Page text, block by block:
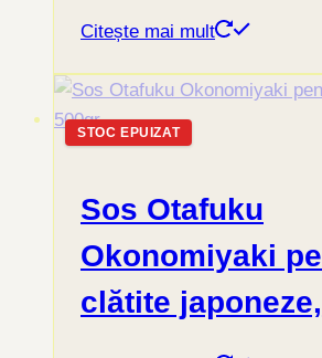
Citește mai mult
STOC EPUIZAT
Sos Otafuku
Okonomiyaki
clătite